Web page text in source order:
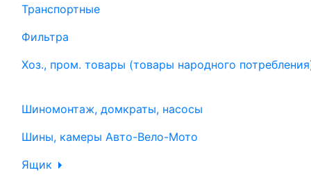
Транспортные
Фильтра
Хоз., пром. товары (товары народного
Шиномонтаж, домкраты, насосы
Шины, камеры Авто-Вело-Мото
Ящик